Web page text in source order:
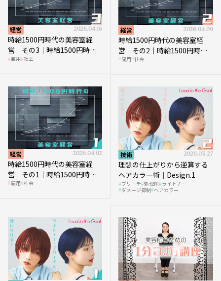
経営 2026.04.16
時給1500円時代の美容室経
営 その3｜時給1500円時
代、美容業はどのような影響
雇用 社会
経営 2026.04.09
時給1500円時代の美容室経
営 その2｜時給1500円時代
に支払う給与はいくらなのか
雇用 社会
経営 2026.04.02
時給1500円時代の美容室経
営 その1｜時給1500円時代
へ向かう社会的背景
雇用 社会
技術 2026.03.27
理想の仕上がりから逆算する
ヘアカラー術｜Design.1
ブリーチ 処理剤 ライトナー
ダメージ抑制 ヘアカラー